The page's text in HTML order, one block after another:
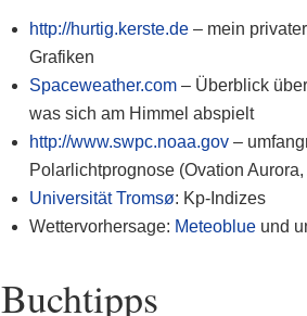
http://hurtig.kerste.de– mein
Grafiken
Spaceweather.com– Überblick
was sich am Himmel abspielt
http://www.swpc.noaa.gov–
Polarlichtprognose (Ovation
Universität Tromsø: Kp-Indizes
Wettervorhersage: Meteoblueund
Buchtipps